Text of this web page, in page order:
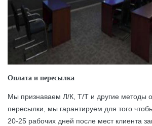
Оплата и пересылка
Мы признаваем Л/К, Т/Т и другие методы
пересылки, мы гарантируем для того
20-25 рабочих дней после мест клиента